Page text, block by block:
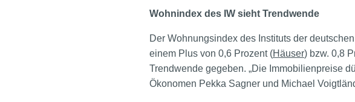
Wohnindex des IW sieht Trendwende
Der Wohnungsindex des Instituts der
einem Plus von 0,6 Prozent (Häuser) bzw. 0,8
Trendwende gegeben. „Die Immobilienpreise
Ökonomen Pekka Sagner und Michael